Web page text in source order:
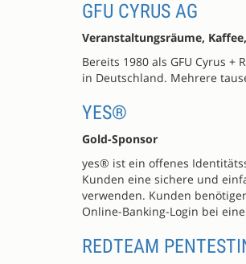
GFU CYRUS AG
Veranstaltungsräume,
Bereits 1980 als GFU Cyrus
in Deutschland. Mehrere
YES®
Gold-Sponsor
yes® ist ein offenes
Kunden eine sichere und
verwenden. Kunden
Online-Banking-Login bei
REDTEAM